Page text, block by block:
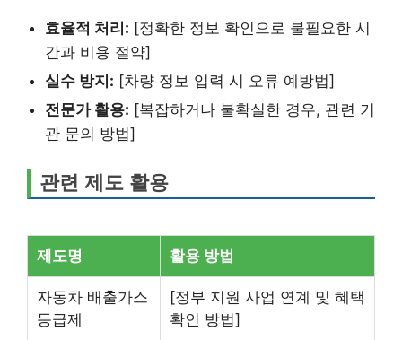
효율적 처리: [정확한 정보 확인으로 불필요한 시
간과 비용 절약]
실수 방지: [차량 정보 입력 시 오류 예방법]
전문가 활용: [복잡하거나 불확실한 경우, 관련 기
관 문의 방법]
관련 제도 활용
제도명 활용 방법
자동차 배출가스
등급제
[정부 지원 사업 연계 및 혜택
확인 방법]